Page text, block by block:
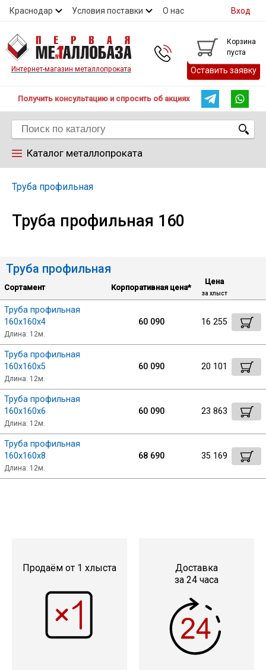
Краснодар Условия поставки О нас
Контакты
Контакты
Вход
Интернет-магазин металлопроката
Корзина
пуста
Оставить заявку
Получить консультацию и спросить об акциях
Каталог металлопроката
Арматура
Труба
Квадрат
Труба профильная
Труба профильная
Труба профильная 160
Труба профильная
Сортамент Корпоративная цена*
Цена
за хлыст
Труба профильная
160х160х4
Длина: 12м.
60 090 16 255
Труба профильная
160х160х5
Длина: 12м.
60 090 20 101
Труба профильная
160х160х6
Длина: 12м.
60 090 23 863
Труба профильная
160х160х8
Длина: 12м.
68 690 35 169
Продаём от 1 хлыста
Доставка
за 24 часа